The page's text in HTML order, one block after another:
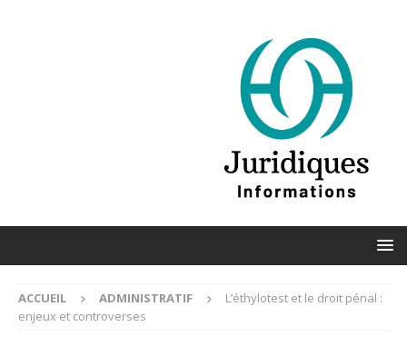
ACCUEIL ADMINISTRATIF
L’éthylotest et le droit pénal :
enjeux et controverses